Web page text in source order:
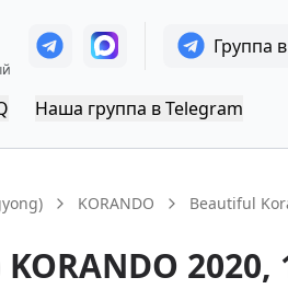
Группа
Наша группа в Telegram
KORANDO Beautiful
KORANDO 2020,